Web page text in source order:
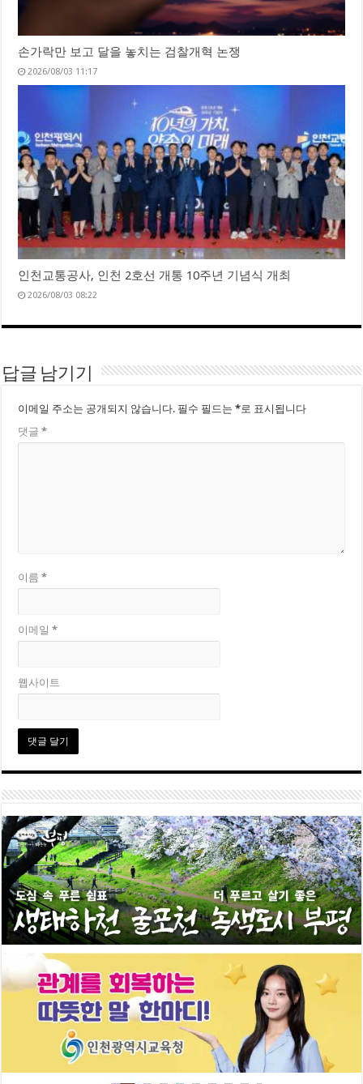
손가락만 보고 달을 놓치는 검찰개혁 논쟁
2026/08/03 11:17
인천교통공사, 인천 2호선 개통 10주년 기념식 개최
2026/08/03 08:22
답글 남기기
이메일 주소는 공개되지 않습니다. 필수 필드는*로 표시됩니다
댓글*
이름*
이메일*
웹사이트